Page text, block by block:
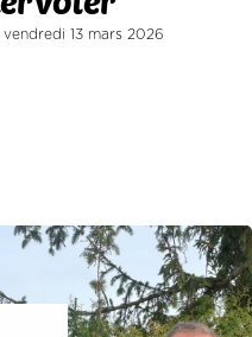
vendredi 13 mars 2026